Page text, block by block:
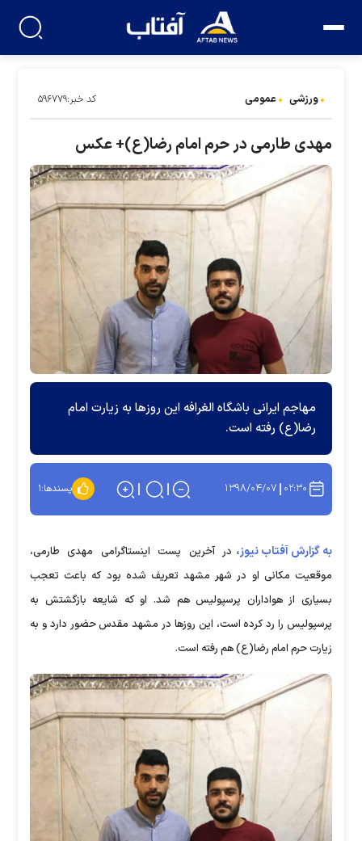
ورزشی عمومی کد خبر:۵۹۶۷۷۹
مهدی طارمی در حرم امام رضا(ع)+ عکس
مهاجم ایرانی باشگاه الغرافه این روزها به زیارت امام
رضا(ع) رفته است.
۰۲:۳۰ ۱۳۹۸/۰۴/۰۷ پسندها:۱
به گزارش آفتاب نیوز، در آخرین پست اینستاگرامی مهدی طارمی،
موقعیت مکانی او در شهر مشهد تعریف شده بود که باعث تعجب
بسیاری از هواداران پرسپولیس هم شد. او که شایعه بازگشتش به
پرسپولیس را رد کرده است، این روزها در مشهد مقدس حضور دارد و به
زیارت حرم امام رضا(ع) هم رفته است.